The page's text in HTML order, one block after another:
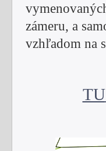
zámeru, a
vzhľadom na
TU